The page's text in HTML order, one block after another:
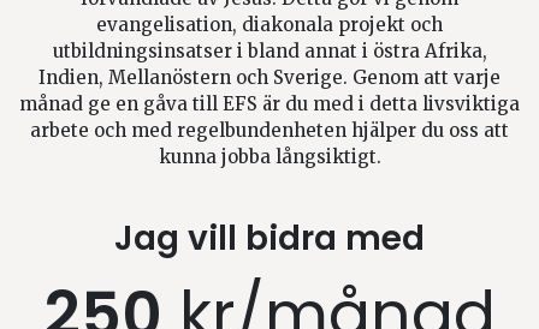
evangelisation, diakonala projekt och
utbildningsinsatser i bland annat i östra Afrika,
Indien, Mellanöstern och Sverige. Genom att varje
månad ge en gåva till EFS är du med i detta livsviktiga
arbete och med regelbundenheten hjälper du oss att
kunna jobba långsiktigt.
Jag vill bidra med